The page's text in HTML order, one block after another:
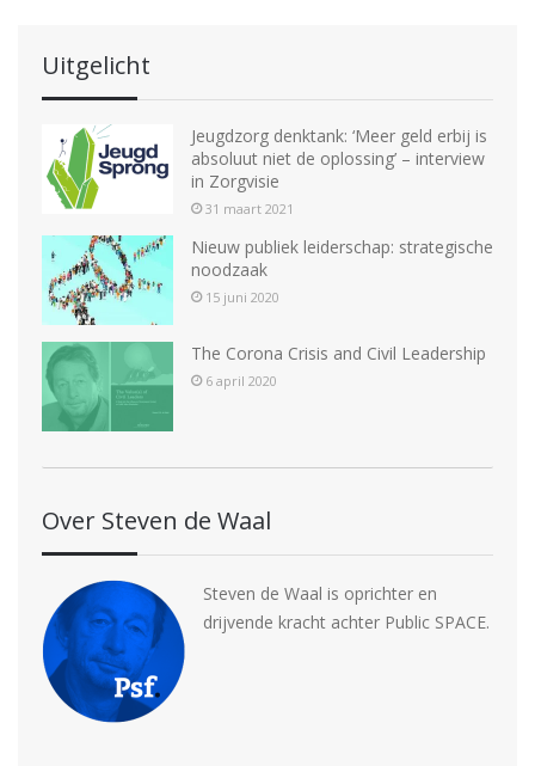
Uitgelicht
Jeugdzorg denktank: ‘Meer geld erbij is
absoluut niet de oplossing’ – interview
in Zorgvisie
31 maart 2021
Nieuw publiek leiderschap: strategische
noodzaak
15 juni 2020
The Corona Crisis and Civil Leadership
6 april 2020
Over Steven de Waal
Steven de Waal is oprichter en
drijvende kracht achter Public SPACE.